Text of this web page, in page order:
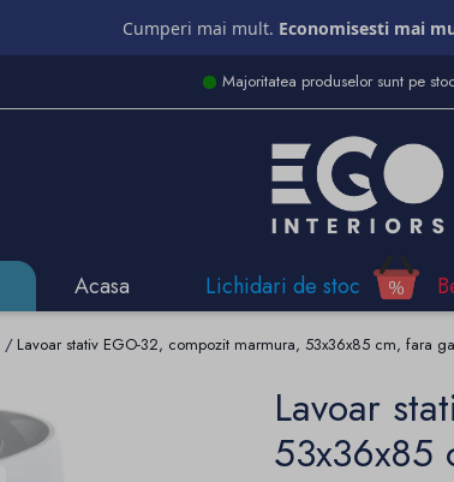
Cumperi mai mult. Economisesti mai
Majoritatea produselor sunt pe
Acasa Lichidari de stoc
Lavoar stativ EGO-32, compozit marmura, 53x36x85 cm, fara
Lavoar
53x36x85